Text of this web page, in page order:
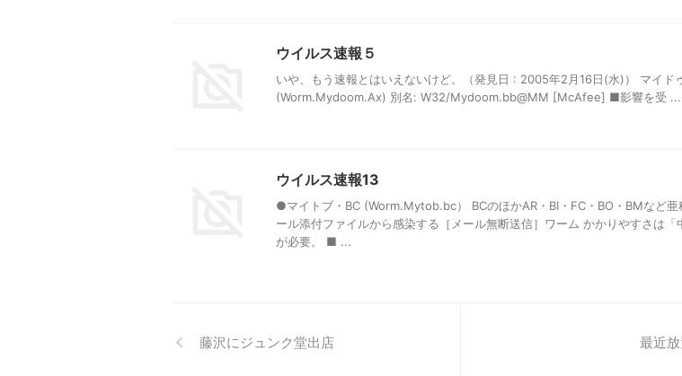
ウイルス速報５
いや、もう速報とはいえないけど。（発見日 : 2005年2月16日(水)） マイド
(Worm.Mydoom.Ax) 別名: W32/Mydoom.bb@MM [McAfee] ■影響を受 ...
ウイルス速報13
●マイトブ・BC (Worm.Mytob.bc） BCのほかAR・BI・FC・BO・BMなど亜
ール添付ファイルから感染する［メール無断送信］ワーム かかりやすさは「
が必要。 ■ ...
藤沢にジュンク堂出店 最近